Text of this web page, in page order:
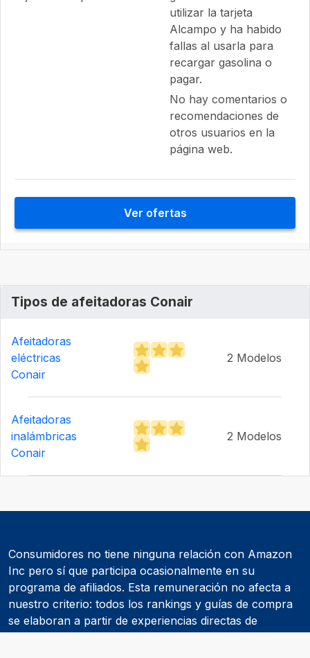
utilizar la tarjeta
Alcampo y ha habido
fallas al usarla para
recargar gasolina o
pagar.
No hay comentarios o
recomendaciones de
otros usuarios en la
página web.
Ver ofertas
Tipos de afeitadoras Conair
Afeitadoras
eléctricas
Conair
2 Modelos
Afeitadoras
inalámbricas
Conair
2 Modelos
Consumidores no tiene ninguna relación con Amazon
Inc pero sí que participa ocasionalmente en su
programa de afiliados. Esta remuneración no afecta a
nuestro criterio: todos los rankings y guías de compra
se elaboran a partir de experiencias directas de